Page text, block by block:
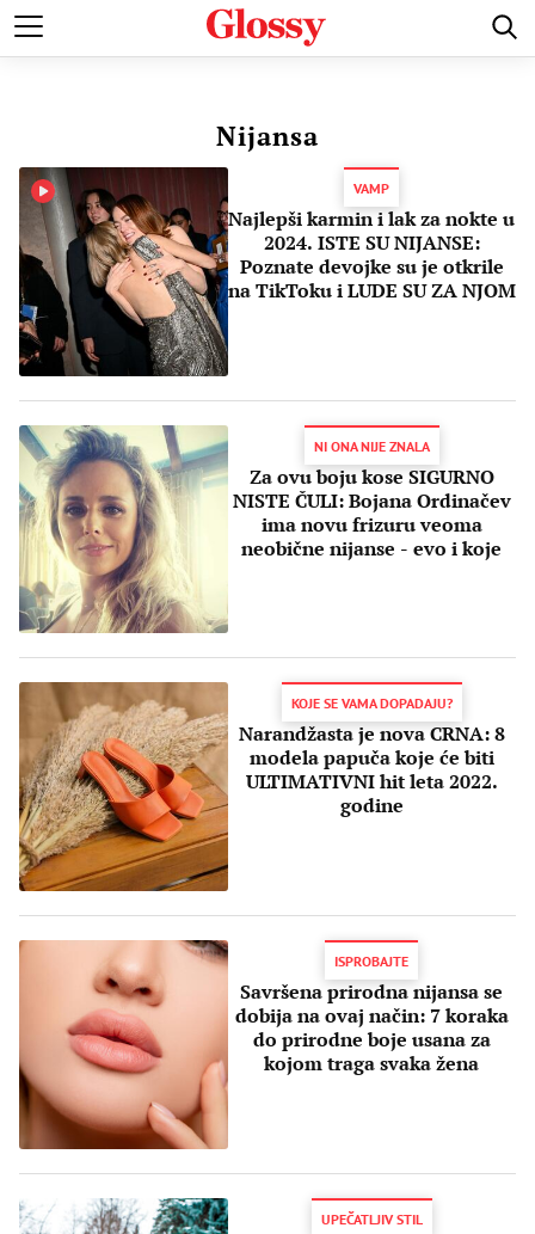
POZNATI MODA I LEPOTA ZDRAVI I SREĆNI LJUBAV
Nijansa
VAMP
Najlepši karmin i lak za nokte u
2024. ISTE SU NIJANSE:
Poznate devojke su je otkrile
na TikToku i LUDE SU ZA NJOM
NI ONA NIJE ZNALA
Za ovu boju kose SIGURNO
NISTE ČULI: Bojana Ordinačev
ima novu frizuru veoma
neobične nijanse - evo i koje
KOJE SE VAMA DOPADAJU?
Narandžasta je nova CRNA: 8
modela papuča koje će biti
ULTIMATIVNI hit leta 2022.
godine
ISPROBAJTE
Savršena prirodna nijansa se
dobija na ovaj način: 7 koraka
do prirodne boje usana za
kojom traga svaka žena
UPEČATLJIV STIL